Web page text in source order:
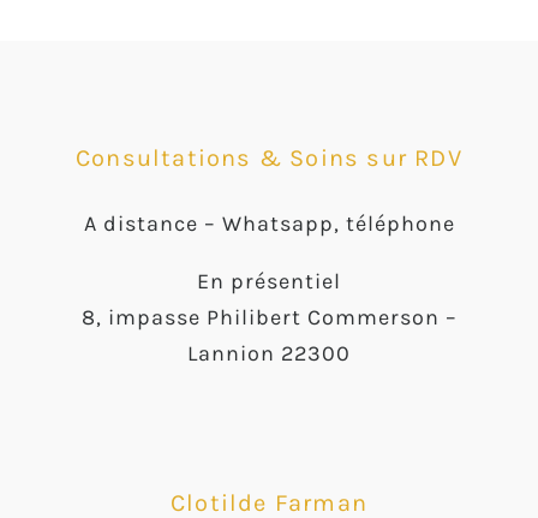
Consultations & Soins sur RDV
A distance – Whatsapp, téléphone
En présentiel
8, impasse Philibert Commerson –
Lannion 22300
Clotilde Farman